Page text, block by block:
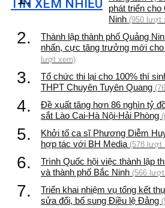
TIN XEM NHIỀU
phát triển cho
Ninh (950 lượt
2.
Thành lập thành phố Quảng
nhấn, cực tăng trưởng mới
lượt xem)
3.
Tổ chức thi lại cho 100% thí
THPT Chuyên Tuyên Quang
4.
Đề xuất tăng hơn 86 nghìn tỷ
sắt Lào Cai-Hà Nội-Hải Phòng
5.
Khởi tố ca sĩ Phương Diễm
hợp tác với BH Media (578 lượt
6.
Trình Quốc hội việc thành lập
và thành phố Bắc Ninh (566
7.
Triển khai nhiệm vụ tổng kết
sửa đổi, bổ sung Điều lệ Đảng